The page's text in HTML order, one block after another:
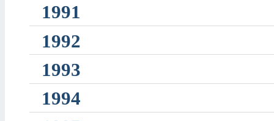
1991
1992
1993
1994